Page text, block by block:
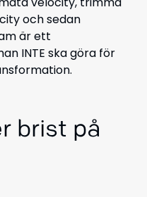
och sedan
är ett
INTE ska göra för
brist på